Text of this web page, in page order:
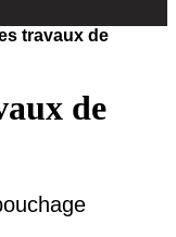
travaux de
de